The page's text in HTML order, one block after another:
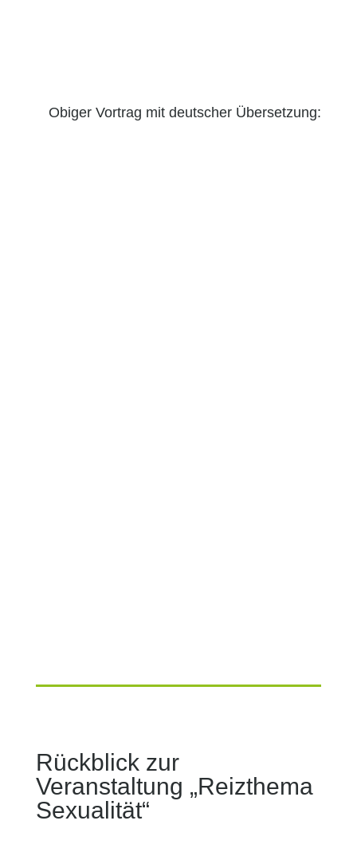
Obiger Vortrag mit deutscher Übersetzung:
Rückblick zur
Veranstaltung „Reizthema
Sexualität“